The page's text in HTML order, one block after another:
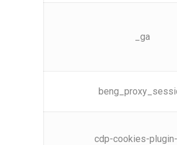
_ga
cdp-cookies-